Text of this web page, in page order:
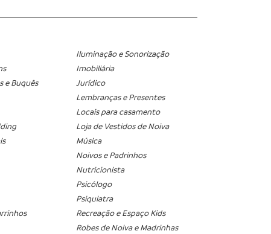
e Buquês
Iluminação e Sonorização
Imobiliária
Jurídico
Lembranças e Presentes
Locais para casamento
Loja de Vestidos de Noiva
Música
Noivos e Padrinhos
Nutricionista
Psicólogo
Psiquiatra
Recreação e Espaço Kids
Robes de Noiva e Madrinhas